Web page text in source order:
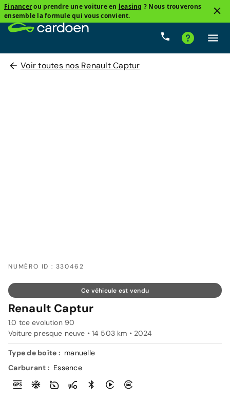
Financerou prendre une voiture en leasing ? Nous trouverons
ensemble la formule qui vous convient.
Voir toutes nos Renault Captur
NUMÉRO ID : 330462
Ce véhicule est vendu
Renault Captur
1.0 tce evolution 90
Voiture presque neuve • 14 503 km • 2024
Type de boîte : manuelle
Carburant : Essence